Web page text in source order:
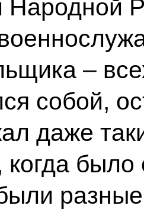
Народной
–
собой,
даже
было
разные